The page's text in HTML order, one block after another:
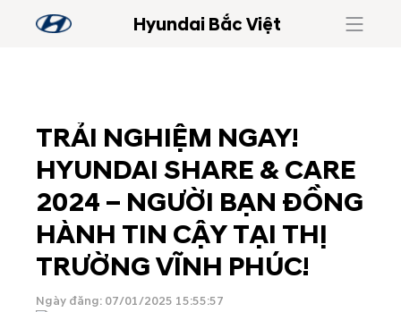
Hyundai Bắc Việt
TRẢI NGHIỆM NGAY!
HYUNDAI SHARE & CARE
2024 – NGƯỜI BẠN ĐỒNG
HÀNH TIN CẬY TẠI THỊ
TRƯỜNG VĨNH PHÚC!
Ngày đăng: 07/01/2025 15:55:57